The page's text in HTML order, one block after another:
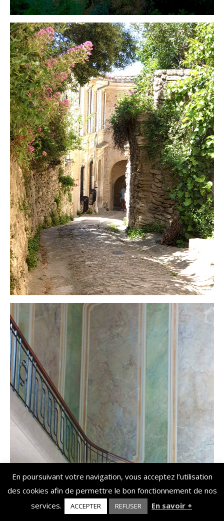
En poursuivant votre navigation, vous acceptez l’utilisation
des cookies afin de permettre le bon fonctionnement de nos
services.
ACCEPTER REFUSER En savoir +